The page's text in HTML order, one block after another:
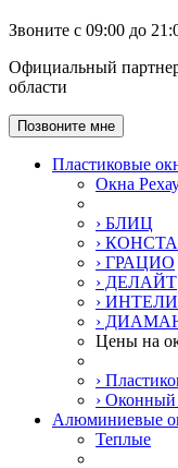
Звоните с 09:00 до
Официальный
области
Позвоните мне
Пластиковые
Окна
› БЛИЦ
›
› ГРАЦИО
› ДЕЛАЙТ
›
›
Цены на
›
› Оконный
Алюминиевые
Теплые